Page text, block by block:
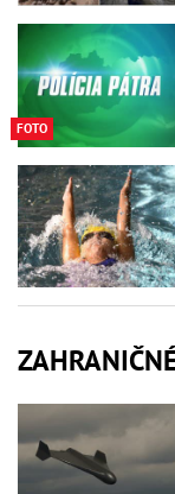
FOTO